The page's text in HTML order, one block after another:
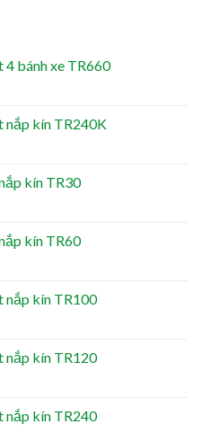
4 bánh xe TR660
nắp kín TR240K
kín TR30
kín TR60
nắp kín TR100
nắp kín TR120
nắp kín TR240